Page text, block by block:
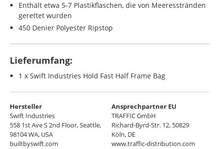
Enthält etwa 5-7 Plastikflaschen, die von Meeresstränden
gerettet wurden
450 Denier Polyester Ripstop
Lieferumfang:
1 x Swift Industries Hold Fast Half Frame Bag
Hersteller
Swift Industries
558 1st Ave S 2nd Floor, Seattle,
98104 WA, USA
builtbyswift.com
Ansprechpartner EU
TRAFFIC GmbH
Richard-Byrd-Str. 12, 50829
Köln, DE
www.traffic-distribution.com